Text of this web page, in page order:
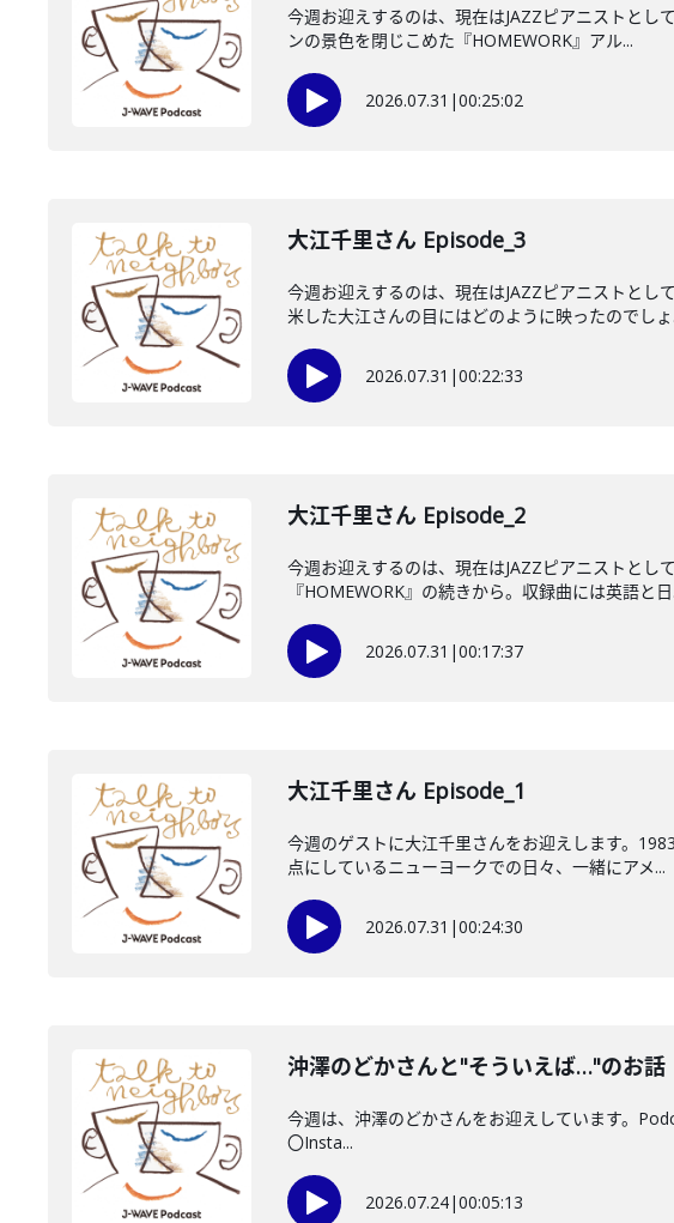
今週お迎えするのは、現在はJAZZピアニストとし
ンの景色を閉じこめた『HOMEWORK』アル...
2026.07.31 |00:25:02
大江千里さん Episode_3
今週お迎えするのは、現在はJAZZピアニストと
米した大江さんの目にはどのように映ったのでしょ
2026.07.31 |00:22:33
大江千里さん Episode_2
今週お迎えするのは、現在はJAZZピアニストとし
『HOMEWORK』の続きから。収録曲には英語と日
2026.07.31 |00:17:37
大江千里さん Episode_1
今週のゲストに大江千里さんをお迎えします。
点にしているニューヨークでの日々、一緒にアメ...
2026.07.31 |00:24:30
沖澤のどかさんと"そういえば…"のお話
今週は、沖澤のどかさんをお迎えしています。
〇Insta...
2026.07.24|00:05:13